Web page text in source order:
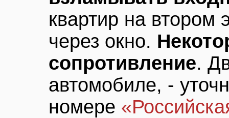
квартир на втором
через окно.
сопротивление.
автомобиле, -
номере